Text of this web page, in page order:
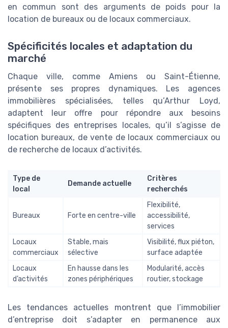
en commun sont des arguments de poids pour la
location de bureaux ou de locaux commerciaux.
Spécificités locales et adaptation du
marché
Chaque ville, comme Amiens ou Saint-Étienne,
présente ses propres dynamiques. Les agences
immobilières spécialisées, telles qu’Arthur Loyd,
adaptent leur offre pour répondre aux besoins
spécifiques des entreprises locales, qu’il s’agisse de
location bureaux, de vente de locaux commerciaux ou
de recherche de locaux d’activités.
Type de
local
Demande actuelle
Critères
recherchés
Bureaux Forte en centre-ville
Flexibilité,
accessibilité,
services
Locaux
commerciaux
Stable, mais
sélective
Visibilité, flux piéton,
surface adaptée
Locaux
d’activités
En hausse dans les
zones périphériques
Modularité, accès
routier, stockage
Les tendances actuelles montrent que l’immobilier
d’entreprise doit s’adapter en permanence aux